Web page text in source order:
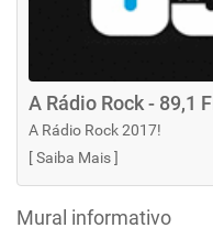
A Rádio Rock - 89,1
A Rádio Rock 2017!
[Saiba Mais]
Mural informativo